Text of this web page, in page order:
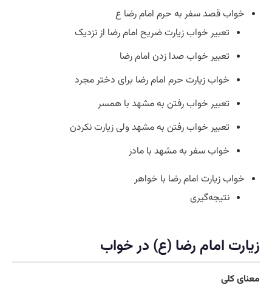
خواب قصد سفر به حرم امام رضا ع
تعبیر خواب زیارت ضریح امام رضا از نزدیک
تعبیر خواب صدا زدن امام رضا
خواب زیارت حرم امام رضا برای دختر مجرد
تعبیر خواب رفتن به مشهد با همسر
تعبیر خواب رفتن به مشهد ولی زیارت نکردن
خواب سفر به مشهد با مادر
خواب زیارت امام رضا با خواهر
نتیجه‌گیری
زیارت امام رضا (ع) در خواب
معنای کلی